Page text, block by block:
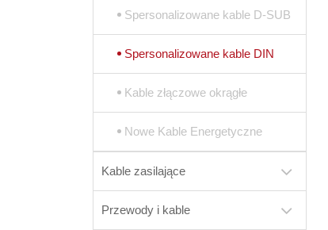
Spersonalizowane kable D-SUB
Spersonalizowane kable DIN
Kable złączowe okrągłe
Nowe Kable Energetyczne
Kable zasilające
Przewody i kable